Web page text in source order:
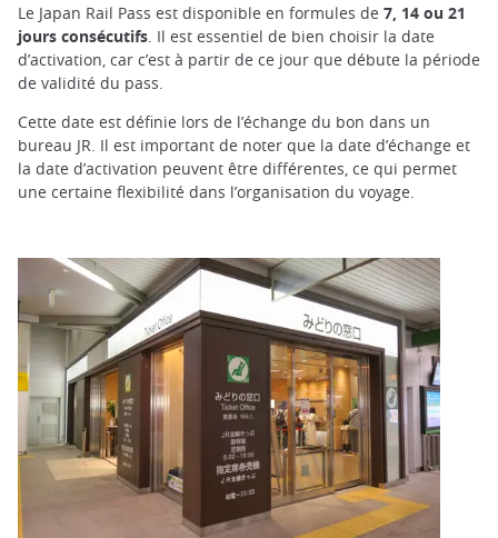
Le Japan Rail Pass est disponible en formules de 7, 14 ou 21
jours consécutifs . Il est essentiel de bien choisir la date
d’activation, car c’est à partir de ce jour que débute la période
de validité du pass.
Cette date est définie lors de l’échange du bon dans un
bureau JR. Il est important de noter que la date d’échange et
la date d’activation peuvent être différentes, ce qui permet
une certaine flexibilité dans l’organisation du voyage.